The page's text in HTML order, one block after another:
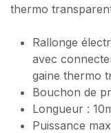
thermo
Rallonge
avec
gaine thermo
Bouchon de
Longueur :
Puissance